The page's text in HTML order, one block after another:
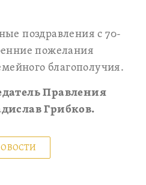
поздравления с 70-
пожелания
благополучия.
Правления
Грибков.